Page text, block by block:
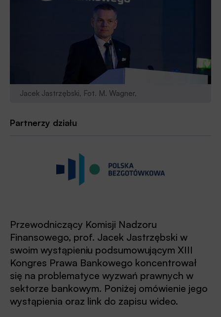
Jacek Jastrzębski, Fot. M. Wagner,
Partnerzy działu
Przewodniczący Komisji Nadzoru
Finansowego, prof. Jacek Jastrzębski w
swoim wystąpieniu podsumowującym XIII
Kongres Prawa Bankowego koncentrował
się na problematyce wyzwań prawnych w
sektorze bankowym. Poniżej omówienie jego
wystąpienia oraz link do zapisu wideo.